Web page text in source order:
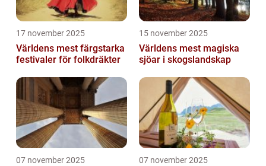
17 november 2025
Världens mest färgstarka
festivaler för folkdräkter
15 november 2025
Världens mest magiska
sjöar i skogslandskap
07 november 2025 07 november 2025